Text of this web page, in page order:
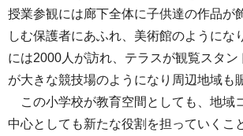
授業参観には廊下全体に子供達の作品が
しむ保護者にあふれ、美術館のようにな
には2000人が訪れ、テラスが観覧スタン
が大きな競技場のようになり周辺地域も
この小学校が教育空間としても、地域
中心としても新たな役割を担っていくこ